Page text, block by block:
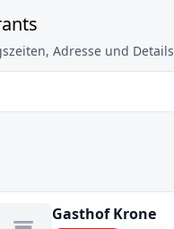
Adresse und
Gasthof Krone